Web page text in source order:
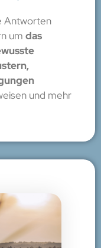
Antworten
um das
und mehr